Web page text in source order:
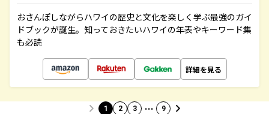
おさんぽしながらハワイの歴史と文化を楽しく学ぶ最強のガイ
ドブックが誕生。知っておきたいハワイの年表やキーワード集
も必読
詳細を見る
1 2 3 … 9